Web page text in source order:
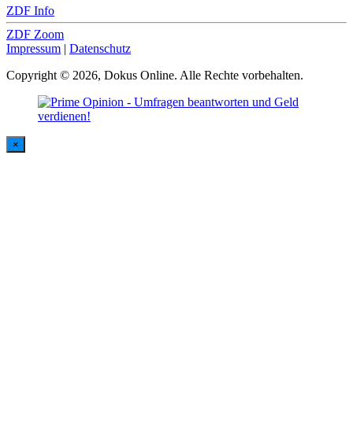
ZDF Info
ZDF Zoom
Impressum | Datenschutz
Copyright © 2026, Dokus Online. Alle Rechte vorbehalten.
×